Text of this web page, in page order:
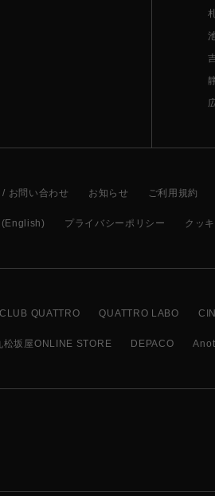
お問い合わせ お知らせ ご利用規約
プライバシーポリシー クッ
CLUB QUATTRO QUATTRO LABO
松坂屋ONLINE STORE DEPACO